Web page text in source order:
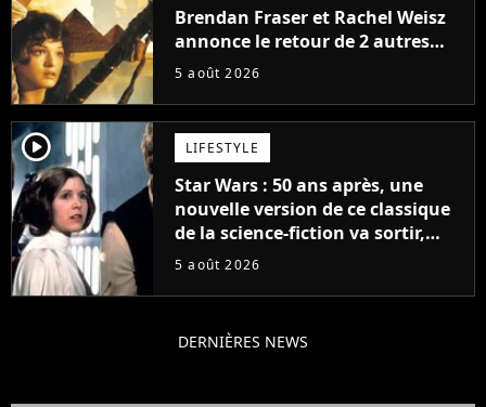
Brendan Fraser et Rachel Weisz
annonce le retour de 2 autres
personnages emblématiques de
5 août 2026
player2 LIFESTYLE
Star Wars : 50 ans après, une
nouvelle version de ce classique
de la science-fiction va sortir,
mais on ne la verra jamais en
5 août 2026
DERNIÈRES NEWS